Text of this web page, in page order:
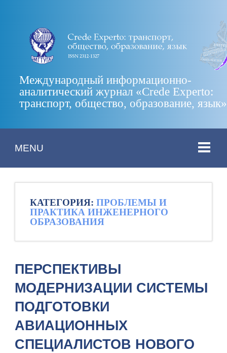
Международный информационно-
аналитический журнал «Crede Experto:
транспорт, общество, образование, язык»
MENU
КАТЕГОРИЯ: ПРОБЛЕМЫ И
ПРАКТИКА ИНЖЕНЕРНОГО
ОБРАЗОВАНИЯ
ПЕРСПЕКТИВЫ
МОДЕРНИЗАЦИИ СИСТЕМЫ
ПОДГОТОВКИ
АВИАЦИОННЫХ
СПЕЦИАЛИСТОВ НОВОГО